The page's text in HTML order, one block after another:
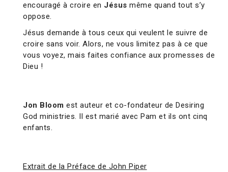
encouragé à croire en Jésus même quand tout s’y
oppose.
Jésus demande à tous ceux qui veulent le suivre de
croire sans voir. Alors, ne vous limitez pas à ce que
vous voyez, mais faites confiance aux promesses de
Dieu !
Jon Bloom est auteur et co-fondateur de Desiring
God ministries. Il est marié avec Pam et ils ont cinq
enfants.
Extrait de la Préface de John Piper